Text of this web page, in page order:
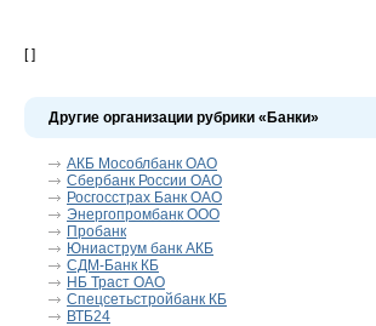
[ ]
Другие организации рубрики «Банки»
АКБ Мособлбанк ОАО
Сбербанк России ОАО
Росгосстрах Банк ОАО
Энергопромбанк ООО
Пробанк
Юниаструм банк АКБ
СДМ-Банк КБ
НБ Траст ОАО
Спецсетьстройбанк КБ
ВТБ24